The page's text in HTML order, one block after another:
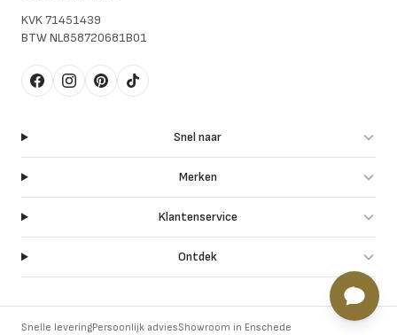
KVK71451439
BTWNL858720681B01
FacebookInstagram
Pinterest
TikTok
Snel naar
Merken
Klantenservice
Ontdek
Snelle leveringPersoonlijk adviesShowroom in Enschede